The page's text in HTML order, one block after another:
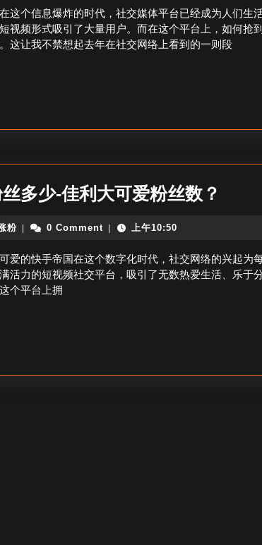
半
价
快
半
价
快
手
攻
略
涨
粉
这个信息爆炸的时代，社交媒体平台已经成为人们生
视频形式吸引了大量用户。而在这个平台上，如何抢
这让我不禁想起去年在社交网络上看到的一则段
多少-佳利大可爱粉丝数？
可
爱
粉抖
涨
粉
0 Comment 上午10:50
爱的快手帝国在这个数字化时代，社交网络的兴起为
活力的短视频社交平台，吸引了无数热爱生活、乐于
个平台上拥